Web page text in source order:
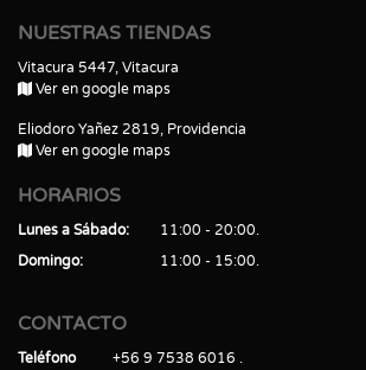
NUESTRAS TIENDAS
Vitacura 5447, Vitacura
Ver en google maps
Eliodoro Yañez 2819, Providencia
Ver en google maps
HORARIOS
Lunes a Sábado
11:00 - 20:00
Domingo
11:00 - 15:00
CONTACTO
Teléfono
+56 9 7538 6016